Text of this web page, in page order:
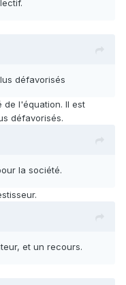
défavorisés
de l'équation. Il est
défavorisés.
la société.
et un recours.